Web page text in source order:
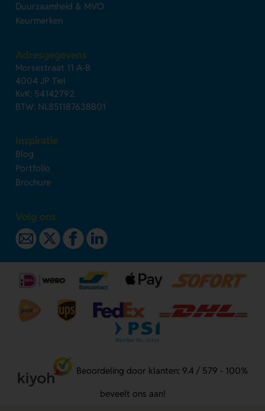
Duurzaamheid & MVO
Keurmerken
Adresgegevens
Morsestraat 11 A-B
4004 JP Tiel
KvK: 54142792
BTW: NL851187638B01
Inspiratie
Blog
Portfolio
Brochure
Volg ons
Beoordeling door klanten: 9.4 / 579 - 100%
beveelt ons aan!